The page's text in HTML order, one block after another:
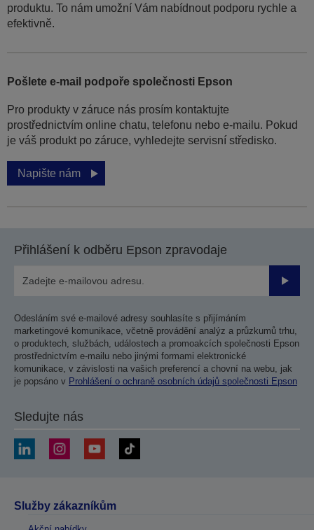
produktu. To nám umožní Vám nabídnout podporu rychle a
efektivně.
Pošlete e-mail podpoře společnosti Epson
Pro produkty v záruce nás prosím kontaktujte
prostřednictvím online chatu, telefonu nebo e-mailu. Pokud
je váš produkt po záruce, vyhledejte servisní středisko.
Napište nám
Přihlášení k odběru Epson zpravodaje
Odesláním své e-mailové adresy souhlasíte s přijímáním
marketingové komunikace, včetně provádění analýz a průzkumů trhu,
o produktech, službách, událostech a promoakcích společnosti Epson
prostřednictvím e-mailu nebo jinými formami elektronické
komunikace, v závislosti na vašich preferencí a chovní na webu, jak
je popsáno v Prohlášení o ochraně osobních údajů společnosti Epson
Sledujte nás
Služby zákazníkům